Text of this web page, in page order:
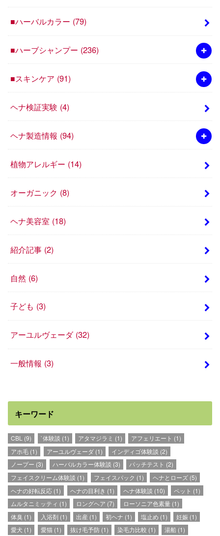
■ハーバルカラー (79)
■ハーブシャンプー (236)
■スキンケア (91)
ヘナ検証実験 (4)
ヘナ製造情報 (94)
植物アレルギー (14)
オーガニック (8)
ヘナ美容室 (18)
紹介記事 (2)
自然 (6)
子ども (3)
アーユルヴェーダ (32)
一般情報 (3)
キーワード
CBL (9) `体験談 (1) アタマジラミ (1) アフェリエート (1)
アホ毛 (1) アーユルヴェーダ(1) インディゴ体験談 (2)
ノープー (3) ハーバルカラー体験談 (3) パッチテスト (2)
フェイスクリーム体験談 (1) フェイスパック (1) ヘナとローズ(5)
ヘナの好転反応 (1) ヘナの目利き (1) ヘナ体験談 (10) ペット (1)
ムルタニミッティ (1) ロングヘア (7) ローソニア色素量(1)
体臭 (1) 入浴剤(1) 出産(1) 初ヘナ (1) 塩止め (1) 妊娠 (1)
愛犬 (1) 愛猫(1) 抜け毛予防(1) 染毛力比較 (1) 湯船 (1)